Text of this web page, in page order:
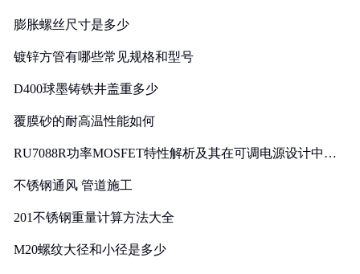
膨胀螺丝尺寸是多少
镀锌方管有哪些常见规格和型号
D400球墨铸铁井盖重多少
覆膜砂的耐高温性能如何
RU7088R功率MOSFET特性解析及其在可调电源设计中的
不锈钢通风 管道施工
201不锈钢重量计算方法大全
M20螺纹大径和小径是多少